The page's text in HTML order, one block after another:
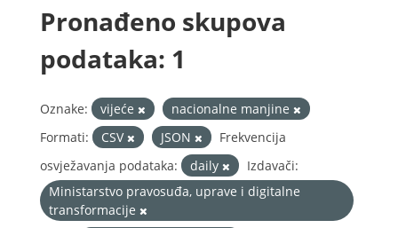
Pronađeno skupova
podataka: 1
Oznake: vijeće
nacionalne manjine
Formati:
CSV JSON
Frekvencija
osvježavanja podataka:
daily
Izdavači:
Ministarstvo pravosuđa, uprave i digitalne
transformacije